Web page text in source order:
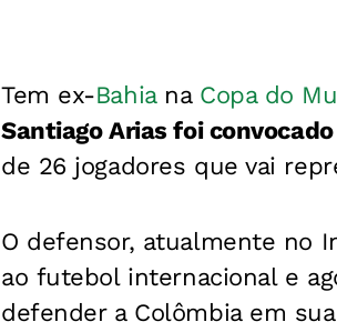
Tem ex-Bahiana Copa do
Santiago Arias foi convocado
de 26 jogadores que vai
O defensor, atualmente no
ao futebol internacional e
defender a Colômbia em